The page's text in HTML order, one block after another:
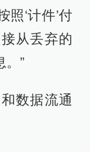
照‘计件’付
从丢弃的
。”
数据流通